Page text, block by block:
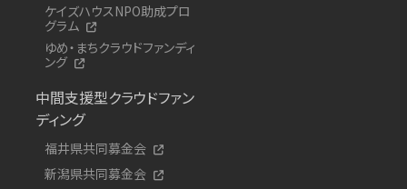
ケイズハウスNPO助成プロ
グラム
ゆめ・まちクラウドファンディ
ング
中間支援型クラウドファン
ディング
福井県共同募金会
新潟県共同募金会